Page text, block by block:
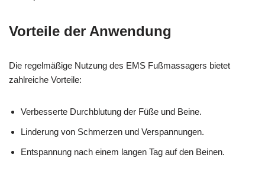
Vorteile der Anwendung
Die regelmäßige Nutzung des EMS Fußmassagers bietet
zahlreiche Vorteile:
Verbesserte Durchblutung der Füße und Beine.
Linderung von Schmerzen und Verspannungen.
Entspannung nach einem langen Tag auf den Beinen.